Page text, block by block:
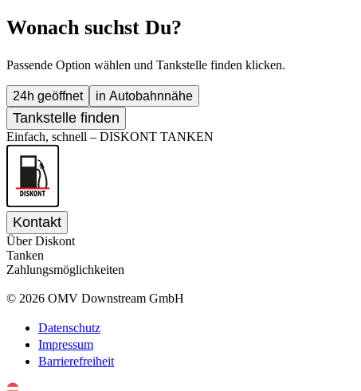
Wonach suchst Du?
Passende Option wählen und Tankstelle finden klicken.
24h geöffnet in Autobahnnähe
Tankstelle finden
Einfach, schnell – DISKONT TANKEN
Kontakt
Über Diskont
Tanken
Zahlungsmöglichkeiten
© 2026 OMV Downstream GmbH
Datenschutz
Impressum
Barrierefreiheit